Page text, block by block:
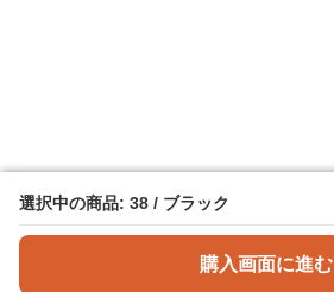
選択中の商品: 38 / ブラック
購入画面に進む
選択中の商品: 38 / ブラック
購入画面に進む